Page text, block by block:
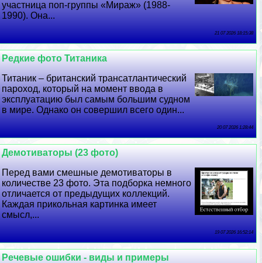
участница поп-группы «Мираж» (1988-
1990). Она...
21 07 2026 18:15:38
Редкие фото Титаника
Титаник – британский трaнcатлантический
пароход, который на момент ввода в
эксплуатацию был самым большим судном
в мире. Однако он совершил всего один...
20 07 2026 1:28:44
Демотиваторы (23 фото)
Перед вами смешные демотиваторы в
количестве 23 фото. Эта подборка немного
отличается от предыдущих коллекций.
Каждая прикольная картинка имеет
смысл,...
19 07 2026 16:52:14
Речевые ошибки - виды и примеры